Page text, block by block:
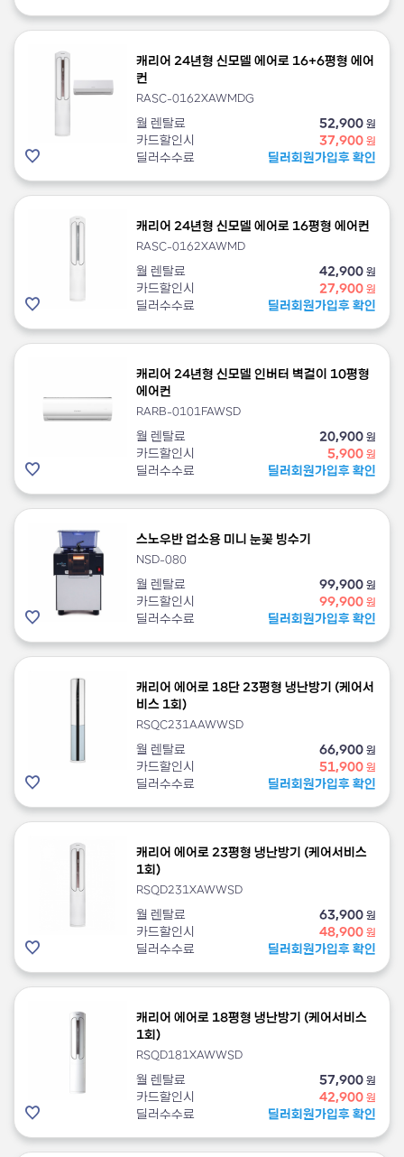
캐리어 24년형 신모델 에어로 16+6평형 에어
컨
RASC-0162XAWMDG
월 렌탈료 52,900 원
카드할인시 37,900 원
딜러수수료 딜러회원가입후 확인
캐리어 24년형 신모델 에어로 16평형 에어컨
RASC-0162XAWMD
월 렌탈료 42,900 원
카드할인시 27,900 원
딜러수수료 딜러회원가입후 확인
캐리어 24년형 신모델 인버터 벽걸이 10평형
에어컨
RARB-0101FAWSD
월 렌탈료 20,900 원
카드할인시 5,900 원
딜러수수료 딜러회원가입후 확인
스노우반 업소용 미니 눈꽃 빙수기
NSD-080
월 렌탈료 99,900 원
카드할인시 99,900 원
딜러수수료 딜러회원가입후 확인
캐리어 에어로 18단 23평형 냉난방기 (케어서
비스 1회)
RSQC231AAWWSD
월 렌탈료 66,900 원
카드할인시 51,900 원
딜러수수료 딜러회원가입후 확인
캐리어 에어로 23평형 냉난방기 (케어서비스
1회)
RSQD231XAWWSD
월 렌탈료 63,900 원
카드할인시 48,900 원
딜러수수료 딜러회원가입후 확인
캐리어 에어로 18평형 냉난방기 (케어서비스
1회)
RSQD181XAWWSD
월 렌탈료 57,900 원
카드할인시 42,900 원
딜러수수료 딜러회원가입후 확인